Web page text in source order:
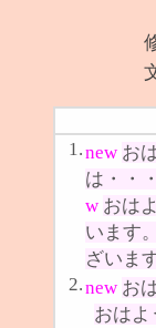
1.new お
は・・・
w おは
います。
ざいま
2.new お
おはよ